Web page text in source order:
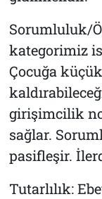
Sorumluluk/
kategorimiz
Çocuğa
girişimcilik
sağlar.
pasifleşir.
Tutarlılık: